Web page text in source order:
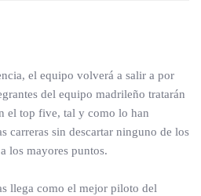
el equipo volverá a salir a por
del equipo madrileño tratarán
el top five, tal y como lo han
carreras sin descartar ninguno de los
los mayores puntos.
llega como el mejor piloto del